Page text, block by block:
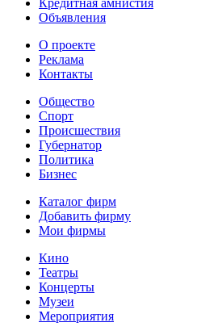
Объявления
О проекте
Реклама
Контакты
Общество
Спорт
Происшествия
Губернатор
Политика
Бизнес
Каталог фирм
Добавить фирму
Мои фирмы
Кино
Театры
Концерты
Музеи
Мероприятия